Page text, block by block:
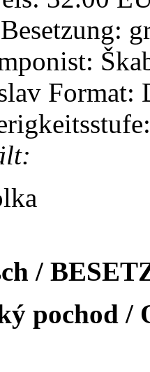
Besetzung:
Format:
/
pochod